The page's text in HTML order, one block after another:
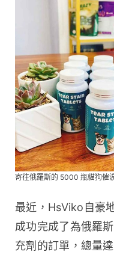
寄往俄羅斯的 5000 瓶貓狗催
最近，HsViko自豪
成功完成了為俄羅
充劑的訂單，總量